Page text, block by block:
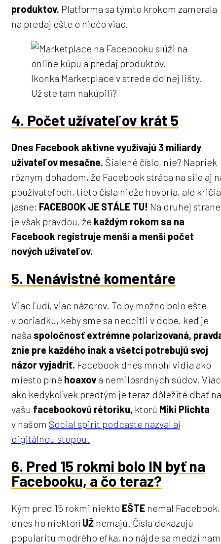
produktov. Platforma sa týmto krokom zamerala
na predaj ešte o niečo viac.
Ikonka Marketplace v strede dolnej lišty.
Už ste tam nakúpili?
4. Počet užívateľov krát 5
Dnes Facebook aktívne využívajú 3 miliardy
užívateľov mesačne. Šialené číslo, nie? Napriek
rôznym dohadom, že Facebook stráca na sile aj
používateľoch, tieto čísla nieže hovoria, ale kričia
jasne: FACEBOOK JE STÁLE TU! Na druhej strane
je však pravdou, že každým rokom sa na
Facebook registruje menší a menší počet
nových užívateľov.
5. Nenávistné komentáre
Viac ľudí, viac názorov. To by možno bolo ešte
v poriadku, keby sme sa neocitli v dobe, keď je
naša spoločnosť extrémne polarizovaná,
znie pre každého inak a všetci potrebujú svoj
názor vyjadriť. Facebook dnes mnohí vidia ako
miesto plné hoaxov a nemilosrdných súdov. Viac
ako kedykoľvek predtým je teraz dôležité dbať na
vašu facebookovú rétoriku, ktorú Miki Plichta
v našom Social spirit podcaste nazval aj
digitálnou stopou.
6. Pred 15 rokmi bolo IN byť na
Facebooku, a čo teraz?
Kým pred 15 rokmi niekto EŠTE nemal Facebook,
dnes ho niektorí UŽ nemajú. Čísla dokazujú
popularitu modrého efka, no nájde sa medzi